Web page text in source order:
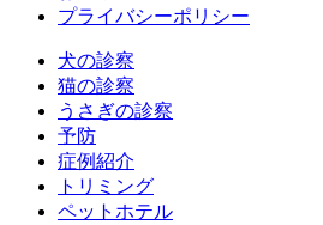
プライバシーポリシー
犬の診察
猫の診察
うさぎの診察
予防
症例紹介
トリミング
ペットホテル